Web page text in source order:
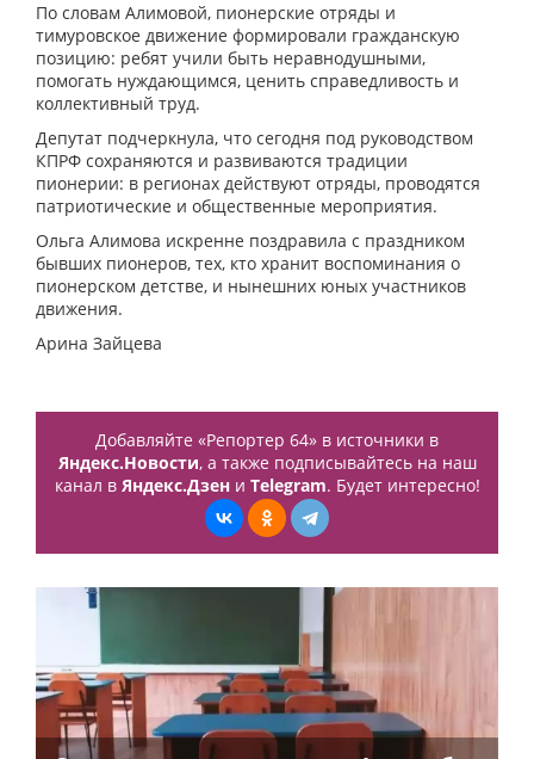
По словам Алимовой, пионерские отряды и
тимуровское движение формировали гражданскую
позицию: ребят учили быть неравнодушными,
помогать нуждающимся, ценить справедливость и
коллективный труд.
Депутат подчеркнула, что сегодня под руководством
КПРФ сохраняются и развиваются традиции
пионерии: в регионах действуют отряды, проводятся
патриотические и общественные мероприятия.
Ольга Алимова искренне поздравила с праздником
бывших пионеров, тех, кто хранит воспоминания о
пионерском детстве, и нынешних юных участников
движения.
Арина Зайцева
Добавляйте «Репортер 64» в источники в
Яндекс.Новости, а также подписывайтесь на наш
канал в Яндекс.Дзени Telegram. Будет интересно!